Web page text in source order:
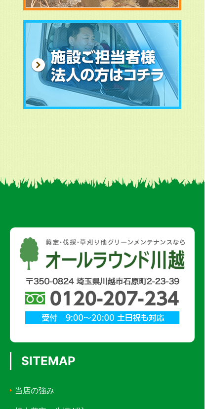
SITEMAP
当店の強み